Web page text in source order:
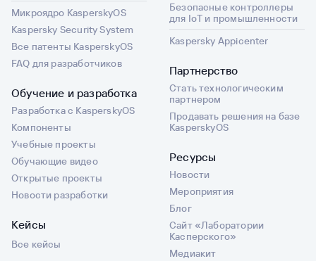
Микроядро KasperskyOS
Kaspersky Security System
Все патенты KasperskyOS
FAQ для разработчиков
Обучение и разработка
Разработка с KasperskyOS
Компоненты
Учебные проекты
Обучающие видео
Открытые проекты
Новости разработки
Кейсы
Все кейсы
Безопасные контроллеры
для IoT и промышленности
Kaspersky Appicenter
Партнерство
Стать технологическим
партнером
Продавать решения на базе
KasperskyOS
Ресурсы
Новости
Мероприятия
Блог
Сайт «Лаборатории
Касперского»
Медиакит